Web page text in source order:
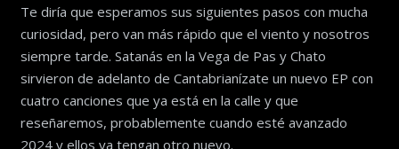
Te diría que esperamos sus siguientes pasos con mucha
curiosidad, pero van más rápido que el viento y nosotros
siempre tarde. Satanás en la Vega de Pas y Chato
sirvieron de adelanto de Cantabrianízate un nuevo EP con
cuatro canciones que ya está en la calle y que
reseñaremos, probablemente cuando esté avanzado
2024 y ellos ya tengan otro nuevo.